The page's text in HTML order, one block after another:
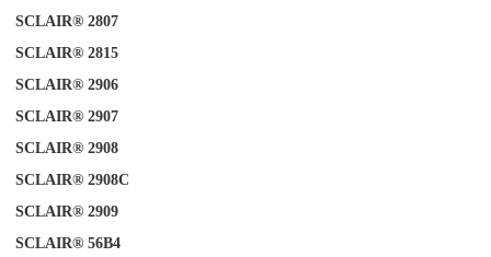
SCLAIR® 2807
SCLAIR® 2815
SCLAIR® 2906
SCLAIR® 2907
SCLAIR® 2908
SCLAIR® 2908C
SCLAIR® 2909
SCLAIR® 56B4